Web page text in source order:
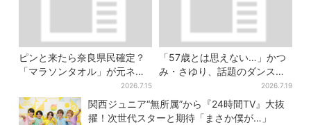
ピンと来たら奈良県民確定？
「マラソンタオル」が元ネタ
の汗取りインナー、販売数5万
枚突破
2026.7.15
「57歳とは思えない…」かつ
み・さゆり、話題のダンス動
画に「美脚すぎる」驚きの声
続出
2026.7.19
関西ジュニア“無所属”から『24時間TV』大抜
擢！次世代スターと期待「まさか僕が…」